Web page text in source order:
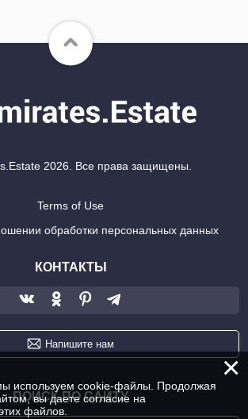
2026. Все права защищены.
Terms of Use
обработки персональных данных
КОНТАКТЫ
Напишите нам
ПОИСК ПО САЙТУ
×
используем cookie-файлы. Продолжая
вы даете согласие на
файлов.